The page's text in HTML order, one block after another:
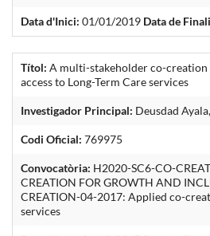
Data d'Inici: 01/01/2019 Data de
Títol: A multi-stakeholder co-
access to Long-Term Care services
Investigador Principal: Deusdad
Codi Oficial: 769975
Convocatòria: H2020-SC6-CO-
CREATION FOR GROWTH AND
CREATION-04-2017: Applied co-
services